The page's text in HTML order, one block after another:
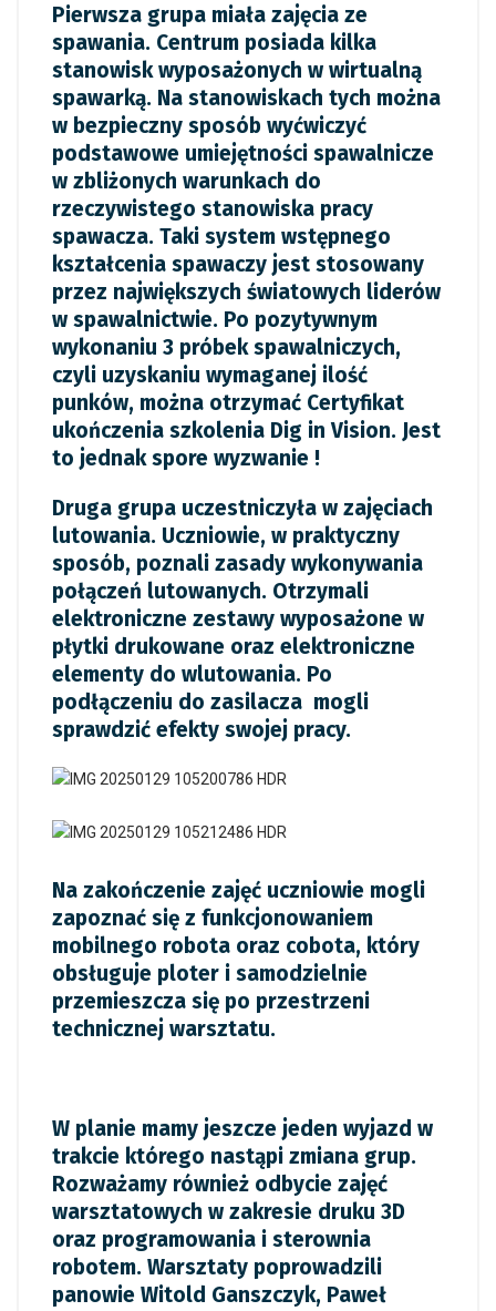
Pierwsza grupa miała zajęcia ze
spawania. Centrum posiada kilka
stanowisk wyposażonych w wirtualną
spawarką. Na stanowiskach tych można
w bezpieczny sposób wyćwiczyć
podstawowe umiejętności spawalnicze
w zbliżonych warunkach do
rzeczywistego stanowiska pracy
spawacza. Taki system wstępnego
kształcenia spawaczy jest stosowany
przez największych światowych liderów
w spawalnictwie. Po pozytywnym
wykonaniu 3 próbek spawalniczych,
czyli uzyskaniu wymaganej ilość
punków, można otrzymać Certyfikat
ukończenia szkolenia Dig in Vision. Jest
to jednak spore wyzwanie !
Druga grupa uczestniczyła w zajęciach
lutowania. Uczniowie, w praktyczny
sposób, poznali zasady wykonywania
połączeń lutowanych. Otrzymali
elektroniczne zestawy wyposażone w
płytki drukowane oraz elektroniczne
elementy do wlutowania. Po
podłączeniu do zasilacza mogli
sprawdzić efekty swojej pracy.
Na zakończenie zajęć uczniowie mogli
zapoznać się z funkcjonowaniem
mobilnego robota oraz cobota, który
obsługuje ploter i samodzielnie
przemieszcza się po przestrzeni
technicznej warsztatu.
W planie mamy jeszcze jeden wyjazd w
trakcie którego nastąpi zmiana grup.
Rozważamy również odbycie zajęć
warsztatowych w zakresie druku 3D
oraz programowania i sterownia
robotem. Warsztaty poprowadzili
panowie Witold Ganszczyk, Paweł